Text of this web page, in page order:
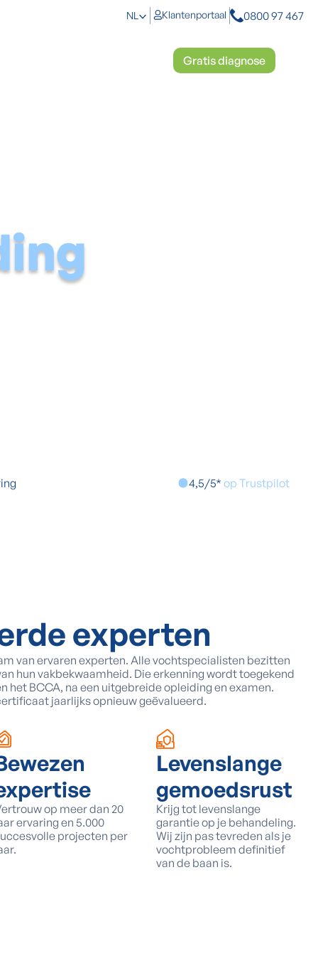
NL Klantenportaal 0800 97 467
Gratis diagnose
4,5/5* op Trustpilot
experten
van ervaren experten. Alle vochtspecialisten bezitten
hun vakbekwaamheid. Die erkenning wordt toegekend
het BCCA, na een uitgebreide opleiding en examen.
jaarlijks opnieuw geëvalueerd.
op meer dan 20
ervaring en 5.000
projecten per
Levenslange
gemoedsrust
Krijg tot levenslange
garantie op je behandeling.
Wij zijn pas tevreden als je
vochtprobleem definitief
van de baan is.